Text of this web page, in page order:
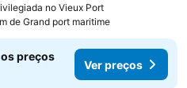
no Vieux PortVer preços
de Grand port maritime
preços
Ver preços